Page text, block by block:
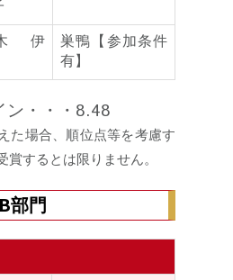
伊
巣鴨【参加条件
有】
ン・・・8.48
た場合、順位点等を考慮す
するとは限りません。
部門